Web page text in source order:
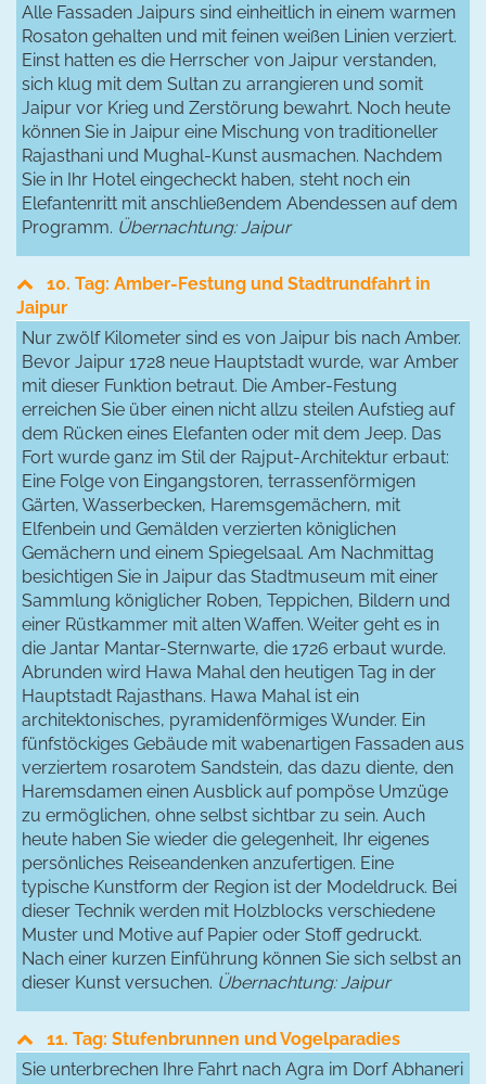
Alle Fassaden Jaipurs sind einheitlich in einem warmen
Rosaton gehalten und mit feinen weißen Linien verziert.
Einst hatten es die Herrscher von Jaipur verstanden,
sich klug mit dem Sultan zu arrangieren und somit
Jaipur vor Krieg und Zerstörung bewahrt. Noch heute
können Sie in Jaipur eine Mischung von traditioneller
Rajasthani und Mughal-Kunst ausmachen. Nachdem
Sie in Ihr Hotel eingecheckt haben, steht noch ein
Elefantenritt mit anschließendem Abendessen auf dem
Programm. Übernachtung: Jaipur
10. Tag: Amber-Festung und Stadtrundfahrt in
Jaipur
Nur zwölf Kilometer sind es von Jaipur bis nach Amber.
Bevor Jaipur 1728 neue Hauptstadt wurde, war Amber
mit dieser Funktion betraut. Die Amber-Festung
erreichen Sie über einen nicht allzu steilen Aufstieg auf
dem Rücken eines Elefanten oder mit dem Jeep. Das
Fort wurde ganz im Stil der Rajput-Architektur erbaut:
Eine Folge von Eingangstoren, terrassenförmigen
Gärten, Wasserbecken, Haremsgemächern, mit
Elfenbein und Gemälden verzierten königlichen
Gemächern und einem Spiegelsaal. Am Nachmittag
besichtigen Sie in Jaipur das Stadtmuseum mit einer
Sammlung königlicher Roben, Teppichen, Bildern und
einer Rüstkammer mit alten Waffen. Weiter geht es in
die Jantar Mantar-Sternwarte, die 1726 erbaut wurde.
Abrunden wird Hawa Mahal den heutigen Tag in der
Hauptstadt Rajasthans. Hawa Mahal ist ein
architektonisches, pyramidenförmiges Wunder. Ein
fünfstöckiges Gebäude mit wabenartigen Fassaden aus
verziertem rosarotem Sandstein, das dazu diente, den
Haremsdamen einen Ausblick auf pompöse Umzüge
zu ermöglichen, ohne selbst sichtbar zu sein. Auch
heute haben Sie wieder die gelegenheit, Ihr eigenes
persönliches Reiseandenken anzufertigen. Eine
typische Kunstform der Region ist der Modeldruck. Bei
dieser Technik werden mit Holzblocks verschiedene
Muster und Motive auf Papier oder Stoff gedruckt.
Nach einer kurzen Einführung können Sie sich selbst an
dieser Kunst versuchen. Übernachtung: Jaipur
11. Tag: Stufenbrunnen und Vogelparadies
Sie unterbrechen Ihre Fahrt nach Agra im Dorf Abhaneri